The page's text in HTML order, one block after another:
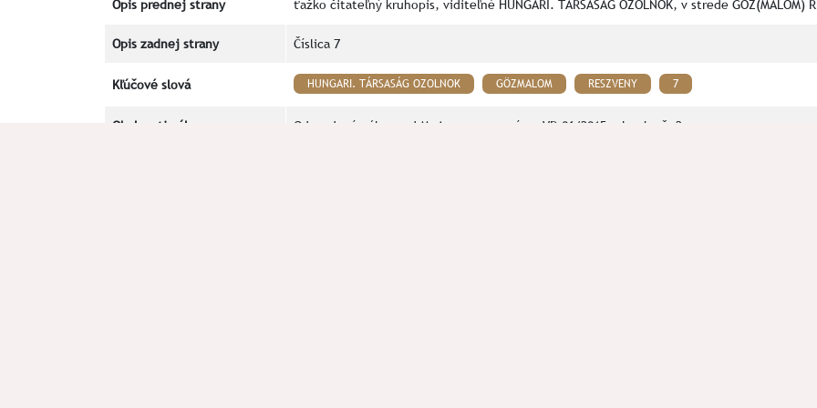
Opis prednej strany ťažko čitateľný kruhopis, viditeľné HUNGARI. TÁRSASÁG OZOLNOK, v strede GÖZ(MALOM)
Opis zadnej strany Číslica 7
Kľúčové slová HUNGARI. TÁRSASÁG OZOLNOK GÖZMALOM RESZVENY 7
Okolnosti nálezu Odovzdané nálezy od M. A., spracované vo VD 06/2015, plomba č. 2